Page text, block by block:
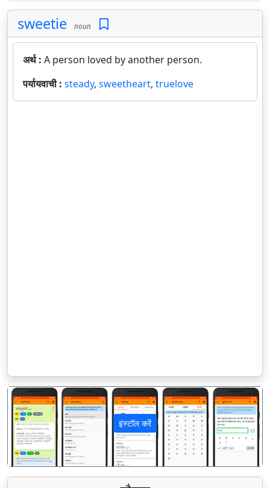
sweetie noun
अर्थ : A person loved by another person.
पर्यायवाची : steady, sweetheart, truelove
इंस्टॉल करें
पिछला अगला